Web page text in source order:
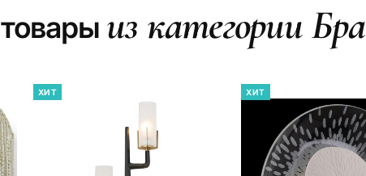
из категории Бра
ХИТ ХИТ